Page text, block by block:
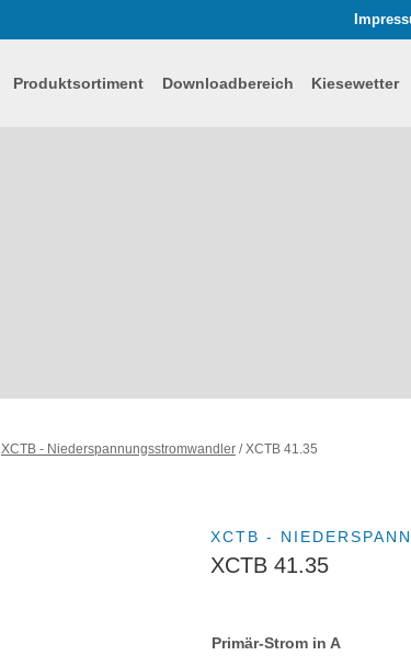
Produktsortiment Downloadbereich Kiesewetter
XCTB - Niederspannungsstromwandler / XCTB 41.35
XCTB -
XCTB 41.35
Primär-Strom in A